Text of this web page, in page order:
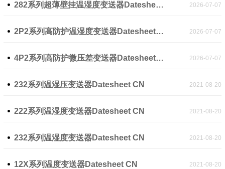
282系列超薄壁挂温湿度变送器Datesheet CN 2026-07-07
2P2系列高防护温湿度变送器Datesheet CN 2026-07-07
4P2系列高防护微压差变送器Datesheet CN 2026-07-07
232系列温湿压变送器Datesheet CN 2021-08-20
222系列温湿度变送器Datesheet CN 2021-08-20
232系列温湿度变送器Datesheet CN 2021-08-20
12X系列温度变送器Datesheet CN 2021-08-20